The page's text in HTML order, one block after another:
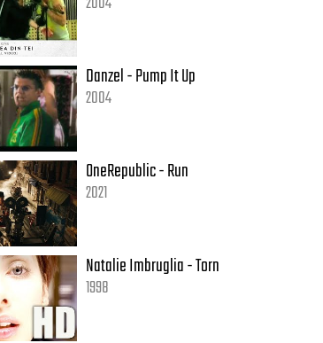
Danzel - Pump It Up
2004
OneRepublic - Run
2021
Natalie Imbruglia - Torn
1998